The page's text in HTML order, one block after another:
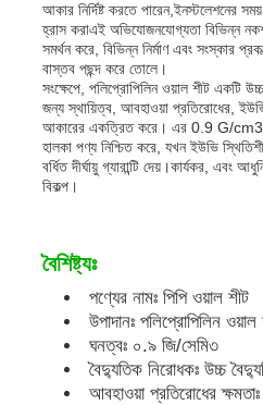
বাড়ি
পণ্য
কারখানা ভ্রমণ
মান নিয়ন্ত্রণ
আকার নির্দিষ্ট করতে পারেন,ইনস্টলেশনের
হ্রাস করাএই অভিযোজনযোগ্যতা বিভিন্ন
সমর্থন করে, বিভিন্ন নির্মাণ এবং সংস্কার
বাস্তব পছন্দ করে তোলে।
সংক্ষেপে, পলিপ্রোপিলিন ওয়াল শীট একটি
জন্য স্থায়িত্ব, আবহাওয়া প্রতিরোধের,
আকারের একত্রিত করে। এর 0.9 G/cm3
হালকা পণ্য নিশ্চিত করে, যখন ইউভি
বর্ধিত দীর্ঘায়ু গ্যারান্টি দেয়।কার্যকর, এবং
বিকল্প।
বৈশিষ্ট্যঃ
পণ্যের নামঃ পিপি ওয়াল শীট
উপাদানঃ পলিপ্রোপিলিন ওয়াল
ঘনত্বঃ ০.৯ জি/সেমি৩
বৈদ্যুতিক নিরোধকঃ উচ্চ
আবহাওয়া প্রতিরোধের